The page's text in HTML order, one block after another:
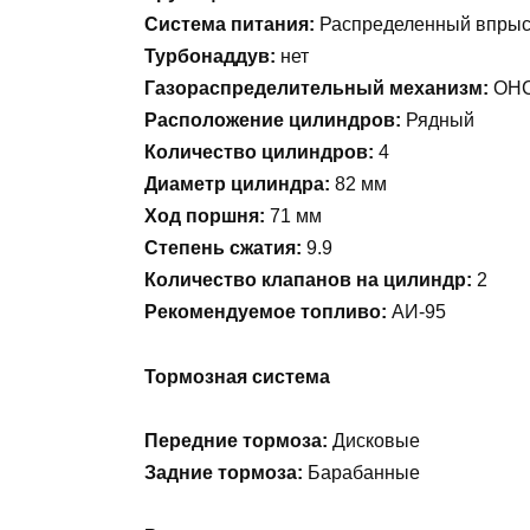
Система питания: Распределенный
Турбонаддув: нет
Газораспределительный механизм:
Расположение цилиндров: Рядный
Количество цилиндров: 4
Диаметр цилиндра: 82 мм
Ход поршня: 71 мм
Степень сжатия: 9.9
Количество клапанов на цилиндр: 2
Рекомендуемое топливо: АИ-95
Тормозная система
Передние тормоза: Дисковые
Задние тормоза: Барабанные